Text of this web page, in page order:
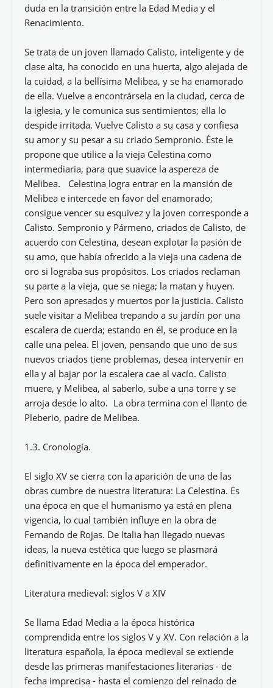
duda en la transición entre la Edad Media y el
Renacimiento.
Se trata de un joven llamado Calisto, inteligente y de
clase alta, ha conocido en una huerta, algo alejada de
la cuidad, a la bellísima Melibea, y se ha enamorado
de ella. Vuelve a encontrársela en la ciudad, cerca de
la iglesia, y le comunica sus sentimientos; ella lo
despide irritada. Vuelve Calisto a su casa y confiesa
su amor y su pesar a su criado Sempronio. Éste le
propone que utilice a la vieja Celestina como
intermediaria, para que suavice la aspereza de
Melibea. Celestina logra entrar en la mansión de
Melibea e intercede en favor del enamorado;
consigue vencer su esquivez y la joven corresponde a
Calisto. Sempronio y Pármeno, criados de Calisto, de
acuerdo con Celestina, desean explotar la pasión de
su amo, que había ofrecido a la vieja una cadena de
oro si lograba sus propósitos. Los criados reclaman
su parte a la vieja, que se niega; la matan y huyen.
Pero son apresados y muertos por la justicia. Calisto
suele visitar a Melibea trepando a su jardín por una
escalera de cuerda; estando en él, se produce en la
calle una pelea. El joven, pensando que uno de sus
nuevos criados tiene problemas, desea intervenir en
ella y al bajar por la escalera cae al vacío. Calisto
muere, y Melibea, al saberlo, sube a una torre y se
arroja desde lo alto. La obra termina con el llanto de
Pleberio, padre de Melibea.
1.3. Cronología.
El siglo XV se cierra con la aparición de una de las
obras cumbre de nuestra literatura: La Celestina. Es
una época en que el humanismo ya está en plena
vigencia, lo cual también influye en la obra de
Fernando de Rojas. De Italia han llegado nuevas
ideas, la nueva estética que luego se plasmará
definitivamente en la época del emperador.
Literatura medieval: siglos V a XIV
Se llama Edad Media a la época histórica
comprendida entre los siglos V y XV. Con relación a la
literatura española, la época medieval se extiende
desde las primeras manifestaciones literarias - de
fecha imprecisa - hasta el comienzo del reinado de